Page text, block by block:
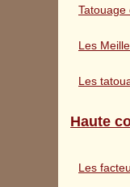
Tatouage
Les
Les
Haute
Les